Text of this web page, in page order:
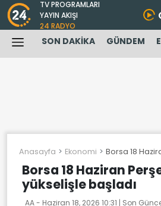
TV PROGRAMLARI
YAYIN AKIŞI
24 RADYO
SON DAKİKA GÜNDEM
Anasayfa Ekonomi Borsa 18
Borsa 18 Haziran
yükselişle başladı
AA - Haziran 18, 2026 10:31 | Son